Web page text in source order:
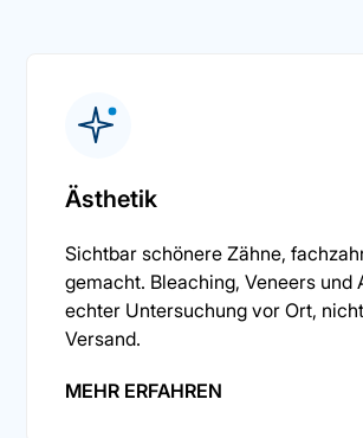
Ästhetik
Sichtbar schönere Zähne,
gemacht. Bleaching, Veneers und
echter Untersuchung vor Ort,
Versand.
MEHR ERFAHREN